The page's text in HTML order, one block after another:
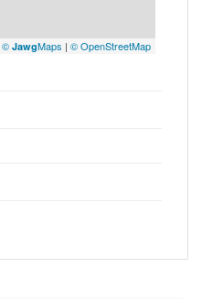
© JawgMaps | © OpenStreetMap